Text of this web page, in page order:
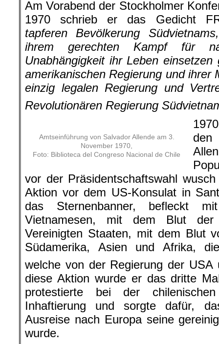
Am Vorabend der Stockholmer
1970 schrieb er das Gedicht
tapferen Bevölkerung
ihrem gerechten Kampf für
Unabhängigkeit ihr Leben
amerikanischen Regierung und ihrer
einzig legalen Regierung und
Revolutionären Regierung
Amtseinführung von Salvador Allende am 3.
November 1970,
Foto: Biblioteca del Congreso Nacional de Chile
vor der Präsidentschaftswahl
Aktion vor dem US-Konsulat in
das Sternenbanner, befleckt
Vietnamesen, mit dem Blut
Vereinigten Staaten, mit dem Blut
Südamerika, Asien und Afrika,
welche von der Regierung der USA
diese Aktion wurde er das dritte
protestierte bei der
Inhaftierung und sorgte dafür,
Ausreise nach Europa seine
wurde.